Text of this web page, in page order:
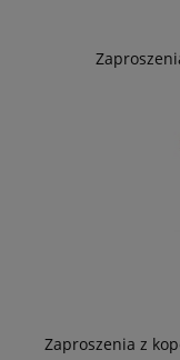
Zaproszenia z